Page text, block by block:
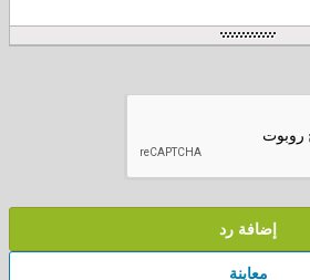
إضافة رد
معاينة